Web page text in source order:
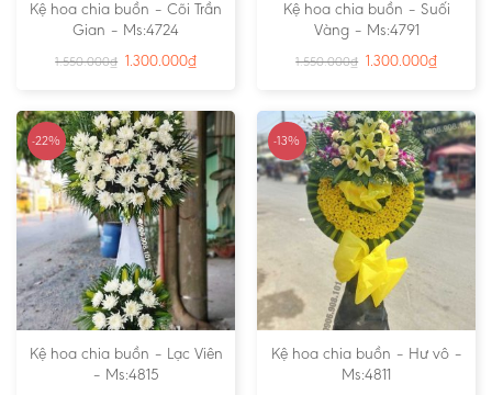
Kệ hoa chia buồn – Cõi Trần
Gian – Ms:4724
1.550.000₫ 1.300.000₫
Kệ hoa chia buồn – Suối
Vàng – Ms:4791
1.550.000₫ 1.300.000₫
-22%
Kệ hoa chia buồn – Lạc Viên
– Ms:4815
-13%
Kệ hoa chia buồn – Hư vô –
Ms:4811